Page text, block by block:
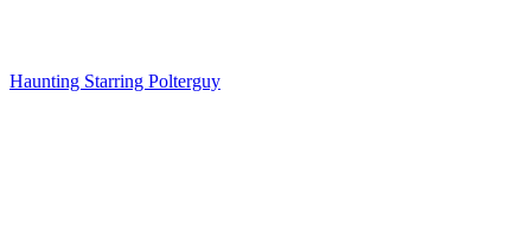
Haunting Starring Polterguy